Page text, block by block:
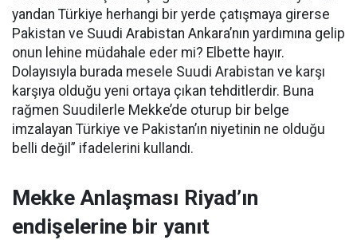
yandan Türkiye herhangi bir yerde çatışmaya girerse
Pakistan ve Suudi Arabistan Ankara’nın yardımına gelip
onun lehine müdahale eder mi? Elbette hayır.
Dolayısıyla burada mesele Suudi Arabistan ve karşı
karşıya olduğu yeni ortaya çıkan tehditlerdir. Buna
rağmen Suudilerle Mekke’de oturup bir belge
imzalayan Türkiye ve Pakistan’ın niyetinin ne olduğu
belli değil” ifadelerini kullandı.
Mekke Anlaşması Riyad’ın
endişelerine bir yanıt